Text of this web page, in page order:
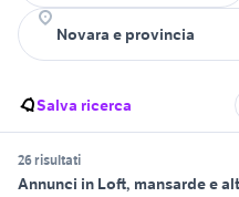
Salva ricerca
26 risultati
Annunci in Loft, mansarde e